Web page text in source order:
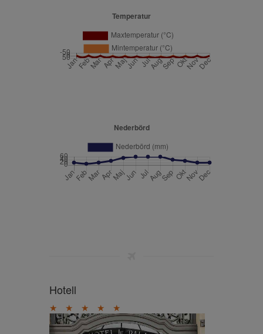
Hotell
★ ★ ★ ★ ★